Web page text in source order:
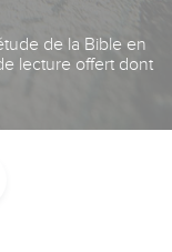
de la Bible en
lecture offert dont